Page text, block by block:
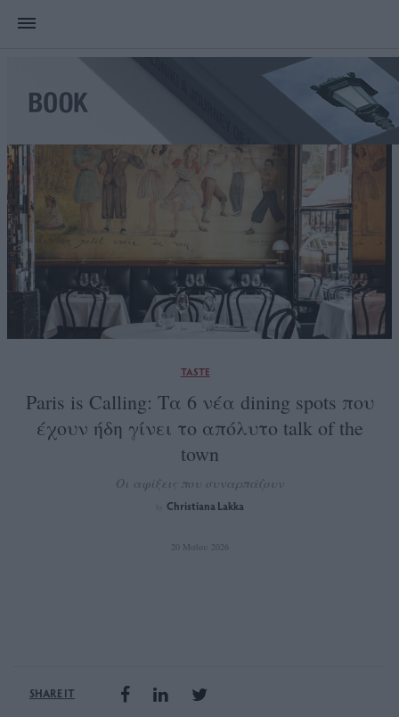
TASTE
Paris is Calling: Τα 6 νέα dining spots που
έχουν ήδη γίνει το απόλυτο talk of the
town
Οι αφίξεις που συναρπάζουν
Christiana Lakka
20 Μαΐου 2026
SHARE IT